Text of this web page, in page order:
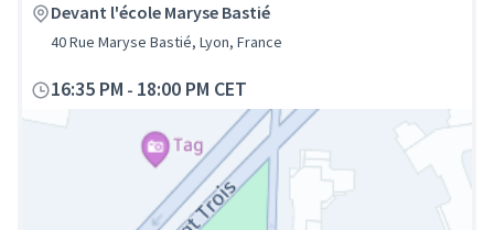
Devant l'école Maryse Bastié
40 Rue Maryse Bastié, Lyon, France
16:35 PM - 18:00 PM CET